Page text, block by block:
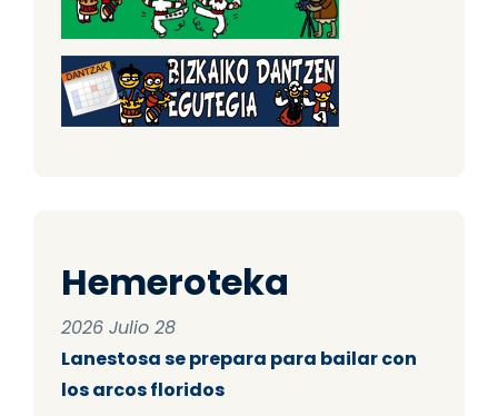
Hemeroteka
2026 Julio 28
Lanestosa se prepara para bailar con
los arcos floridos